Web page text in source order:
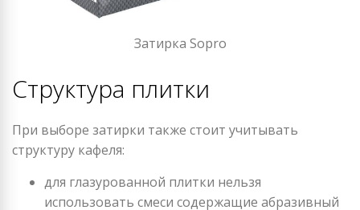
Затирка Sopro
Структура плитки
При выборе затирки также стоит учитывать
структуру кафеля:
для глазурованной плитки нельзя
использовать смеси содержащие абразивный